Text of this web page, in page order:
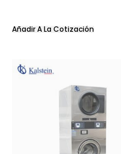
Añadir A La Cotización